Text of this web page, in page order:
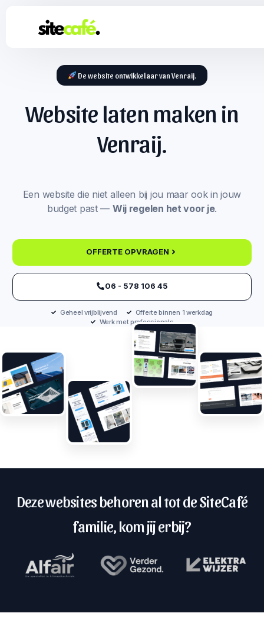
De website ontwikkelaar van Venraij.
Website laten maken in
Venraij.
Een website die niet alleen bij jou maar ook in jouw
budget past — Wij regelen het voor je.
OFFERTE OPVRAGEN
‪06 - 578 106 45‬
Geheel vrijblijvend
Offerte binnen 1 werkdag
Werk met professionals
Deze websites behoren al tot de SiteCafé
familie, kom jij erbij?